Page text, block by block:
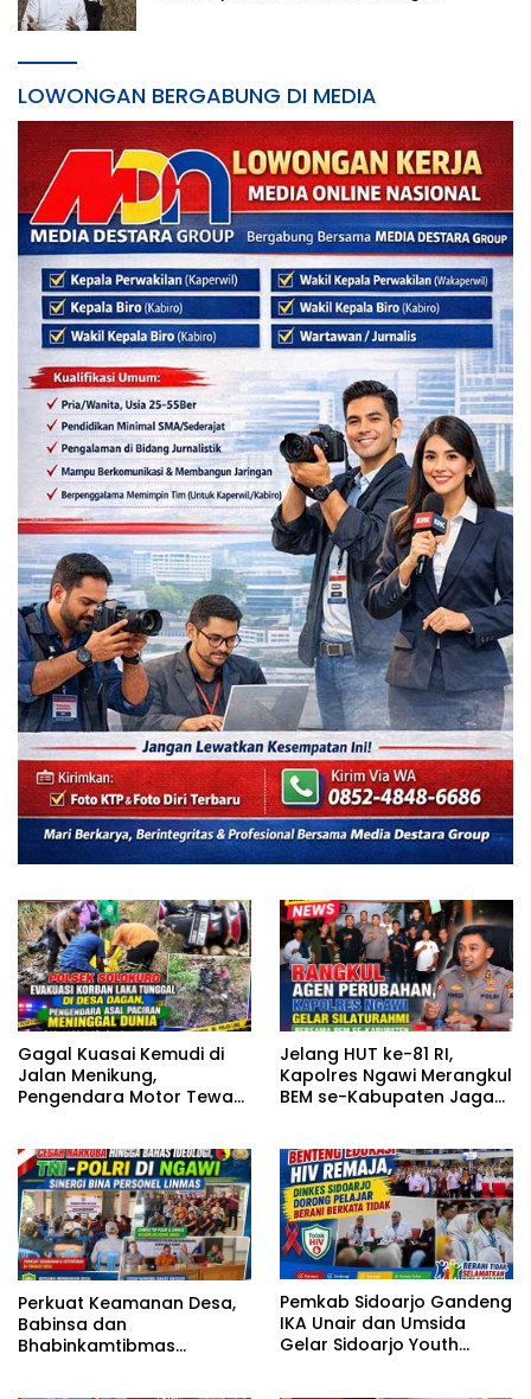
LOWONGAN BERGABUNG DI MEDIA
Gagal Kuasai Kemudi di
Jalan Menikung,
Pengendara Motor Tewas
Jelang HUT ke-81 RI,
Kapolres Ngawi Merangkul
BEM se-Kabupaten Jaga
Perkuat Keamanan Desa,
Babinsa dan
Bhabinkamtibmas
Pemkab Sidoarjo Gandeng
IKA Unair dan Umsida
Gelar Sidoarjo Youth